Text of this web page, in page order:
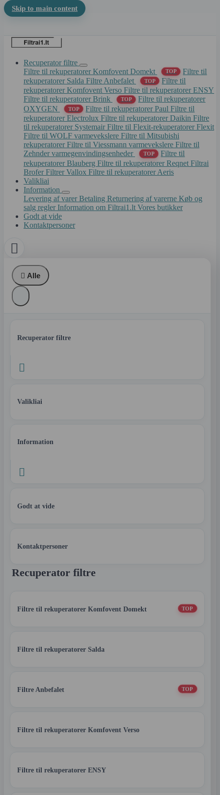
Skip to main content
Recuperator filtre
Filtre til rekuperatorer Komfovent Domekt
TOP
Filtre til
rekuperatorer Salda Filtre Anbefalet TOP
Filtre til
rekuperatorer Komfovent Verso Filtre til rekuperatorer ENSY
Filtre til rekuperatorer Brink
TOP
Filtre til rekuperatorer
OXYGEN
TOP Filtre til rekuperatorer PaulFiltre til
rekuperatorer Electrolux Filtre til rekuperatorer Daikin Filtre
til rekuperatorer Systemair Filtre til Flexit-rekuperatorer Flexit
Filtre til WOLF varmevekslere Filtre til Mitsubishi
rekuperatorer Filtre til Viessmann varmevekslere Filtre til
Zehnder varmegenvindingsenheder
TOP
Filtre til
rekuperatorer Blauberg Filtre til rekuperatorer Reqnet Filtrai
Brofer Filtrer Vallox Filtre til rekuperatorer Aeris
Valikliai
Information
Levering af varer Betaling Returnering af varerne Køb og
salg regler Information om Filtrai1.lt Vores butikker
Godt at vide
Kontaktpersoner

 Alle
Recuperator filtre

Valikliai
Information

Godt at vide
Kontaktpersoner
Recuperator filtre
Filtre til rekuperatorer Komfovent Domekt TOP
Filtre til rekuperatorer Salda
Filtre Anbefalet TOP
Filtre til rekuperatorer Komfovent Verso
Filtre til rekuperatorer ENSY